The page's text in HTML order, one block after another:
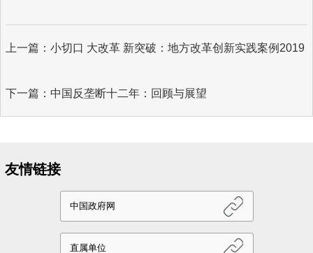
上一篇：小切口 大改革 新突破：地方改革创新实践案例2019
下一篇：中国反垄断十二年：回顾与展望
友情链接